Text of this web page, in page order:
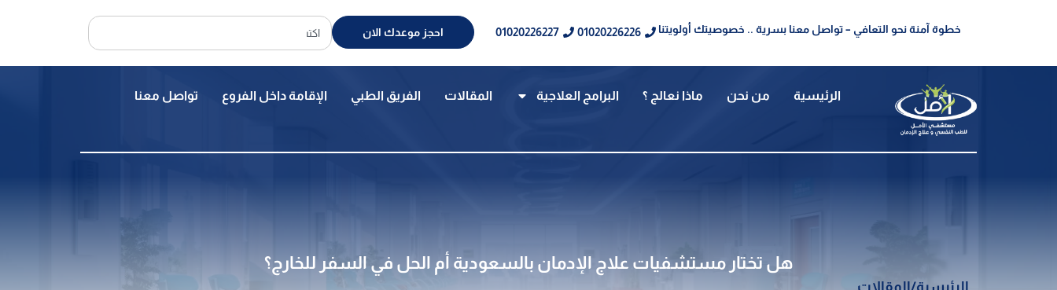
خطوة آمنة نحو التعافي – تواصل معنا بسرية .. خصوصيتك أولويتنا 01020226226
01020226227 احجز موعدك الان
الرئيسية من نحن ماذا نعالج ؟ البرامج العلاجية المقالات الفريق الطبي الإقامة داخل الفروع تواصل معنا
هل تختار مستشفيات علاج الإدمان بالسعودية أم الحل في السفر للخارج؟
الرئيسية/المقالات